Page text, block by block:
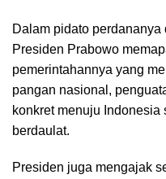
Dalam pidato perdananya
Presiden Prabowo
pemerintahannya yang
pangan nasional,
konkret menuju
berdaulat.
Presiden juga mengajak